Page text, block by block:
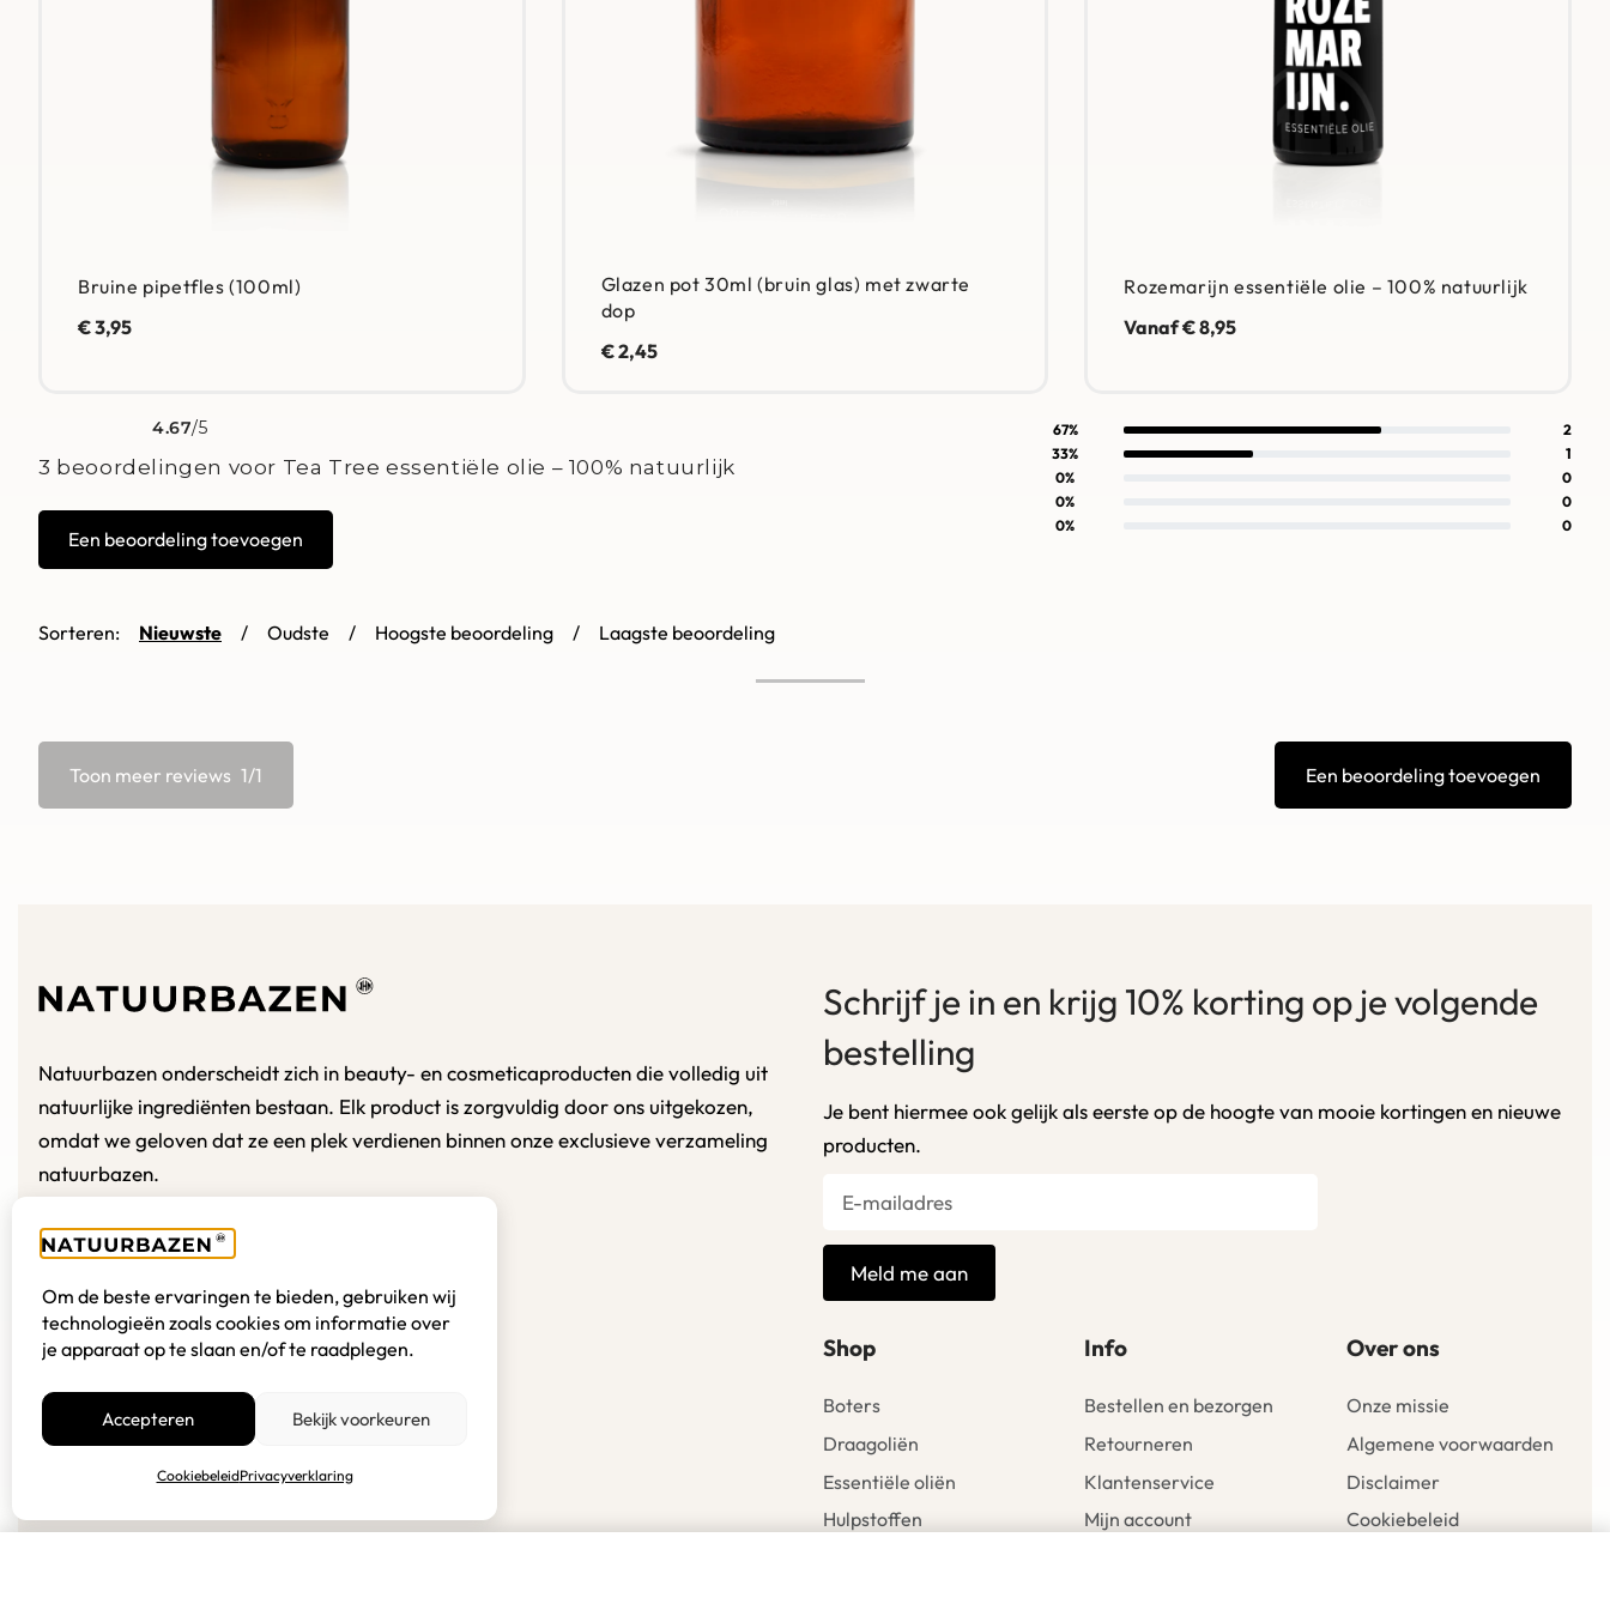
Om de beste ervaringen te bieden, gebruiken wij
technologieën zoals cookies om informatie over
je apparaat op te slaan en/of te raadplegen.
Accepteren Bekijk voorkeuren
CookiebeleidPrivacyverklaring
Bruine pipetfles (100ml)
€3,95
Glazen pot 30ml (bruin glas) met zwarte
dop
€2,45
Rozemarijn essentiële olie – 100% natuurlijk
Vanaf€8,95
4.67/5
3 beoordelingen voor Tea Tree essentiële olie – 100% natuurlijk
Een beoordeling toevoegen
67% 2
33% 1
0% 0
0% 0
0% 0
Sorteren: Nieuwste Oudste Hoogste beoordeling Laagste beoordeling
Toon meer reviews / Een beoordeling toevoegen
Natuurbazen onderscheidt zich in beauty- en cosmeticaproducten die volledig uit
natuurlijke ingrediënten bestaan. Elk product is zorgvuldig door ons uitgekozen,
omdat we geloven dat ze een plek verdienen binnen onze exclusieve verzameling
natuurbazen.
E:hallo@natuurbazen.nl
T:0548 201 048
Schrijf je in en krijg 10% korting op je volgende
bestelling
Je bent hiermee ook gelijk als eerste op de hoogte van mooie kortingen en nieuwe
producten.
Meld me aan
Shop
Boters
Draagoliën
Essentiële oliën
Hulpstoffen
Info
Bestellen en bezorgen
Retourneren
Klantenservice
Mijn account
Over ons
Onze missie
Algemene voorwaarden
Disclaimer
Cookiebeleid